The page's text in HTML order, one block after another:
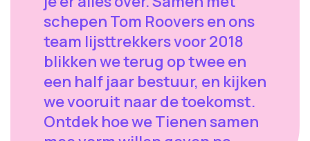
schepen Tom Roovers en ons
team lijsttrekkers voor 2018
blikken we terug op twee en
een half jaar bestuur, en kijken
we vooruit naar de toekomst.
Ontdek hoe we Tienen samen